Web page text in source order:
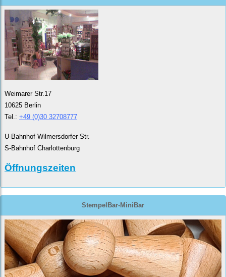
Weimarer Str.17
10625 Berlin
Tel.: +49 (0)30 32708777
U-Bahnhof Wilmersdorfer Str.
S-Bahnhof Charlottenburg
Öffnungszeiten
StempelBar-MiniBar